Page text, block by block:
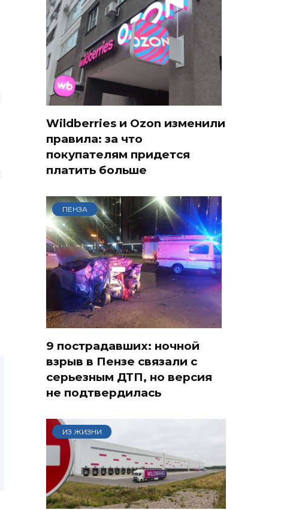
Wildberries и Ozon изменили
правила: за что
покупателям придется
платить больше
ПЕНЗА
9 пострадавших: ночной
взрыв в Пензе связали с
серьезным ДТП, но версия
не подтвердилась
ИЗ ЖИЗНИ